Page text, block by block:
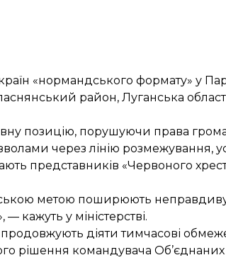
«нормандського формату» у
район, Луганська
позицію, порушуючи права
через лінію розмежування,
представників «Червоного
метою поширюють
кажуть у міністерстві.
діяти тимчасові
рішення командувача